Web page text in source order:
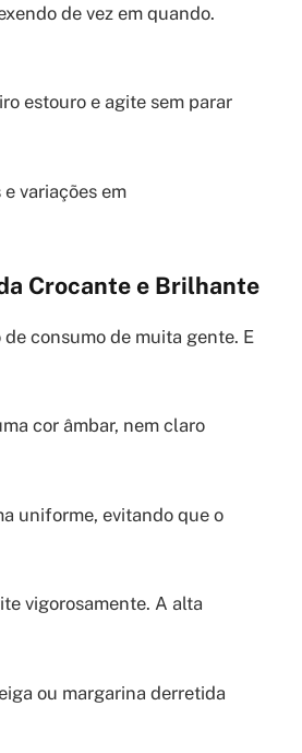
de vez em quando.
estouro e agite sem parar
variações em
Crocante e Brilhante
consumo de muita gente. E
cor âmbar, nem claro
uniforme, evitando que o
vigorosamente. A alta
ou margarina derretida